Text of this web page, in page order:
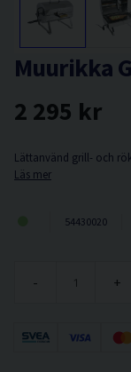
Muurikka
2 295 kr
Lättanvänd grill- och
Läs mer
54430020
- +